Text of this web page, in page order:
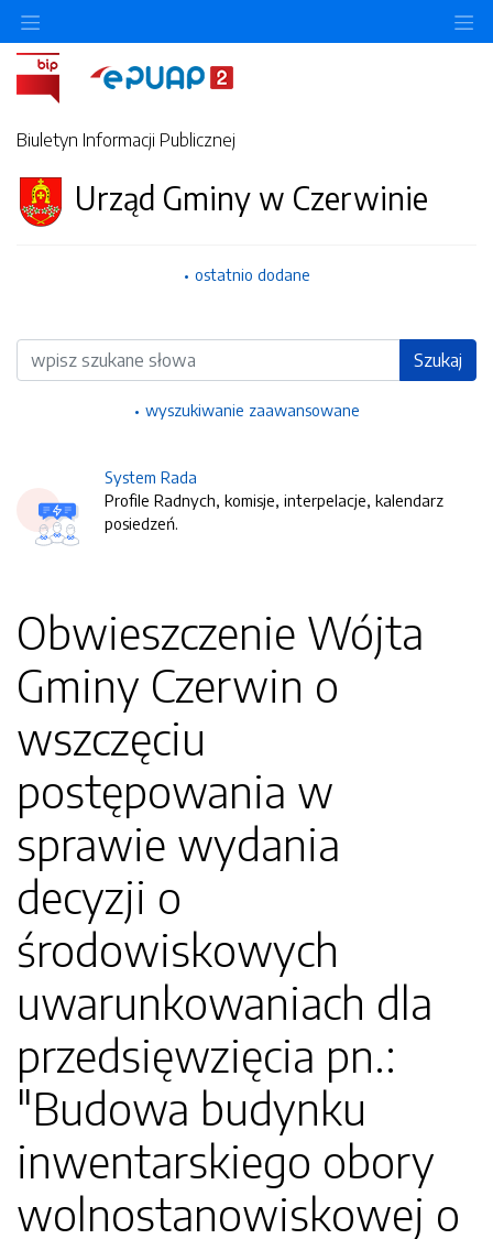
Biuletyn Informacji Publicznej
Urząd Gminy w Czerwinie
ostatnio dodane
Wyszukiwarka Szukaj
wyszukiwanie zaawansowane
System Rada
Profile Radnych, komisje, interpelacje, kalendarz
posiedzeń.
Obwieszczenie Wójta
Gminy Czerwin o
wszczęciu
postępowania w
sprawie wydania
decyzji o
środowiskowych
uwarunkowaniach dla
przedsięwzięcia pn.:
"Budowa budynku
inwentarskiego obory
wolnostanowiskowej o